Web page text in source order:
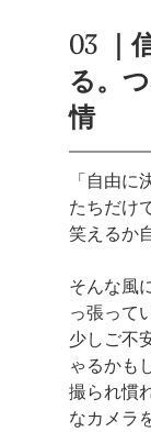
03  ｜
る。
情
「自由
たちだけ
笑えるか
そんな風
っ張って
少しご不
ゃるかも
撮られ慣
なカメラ